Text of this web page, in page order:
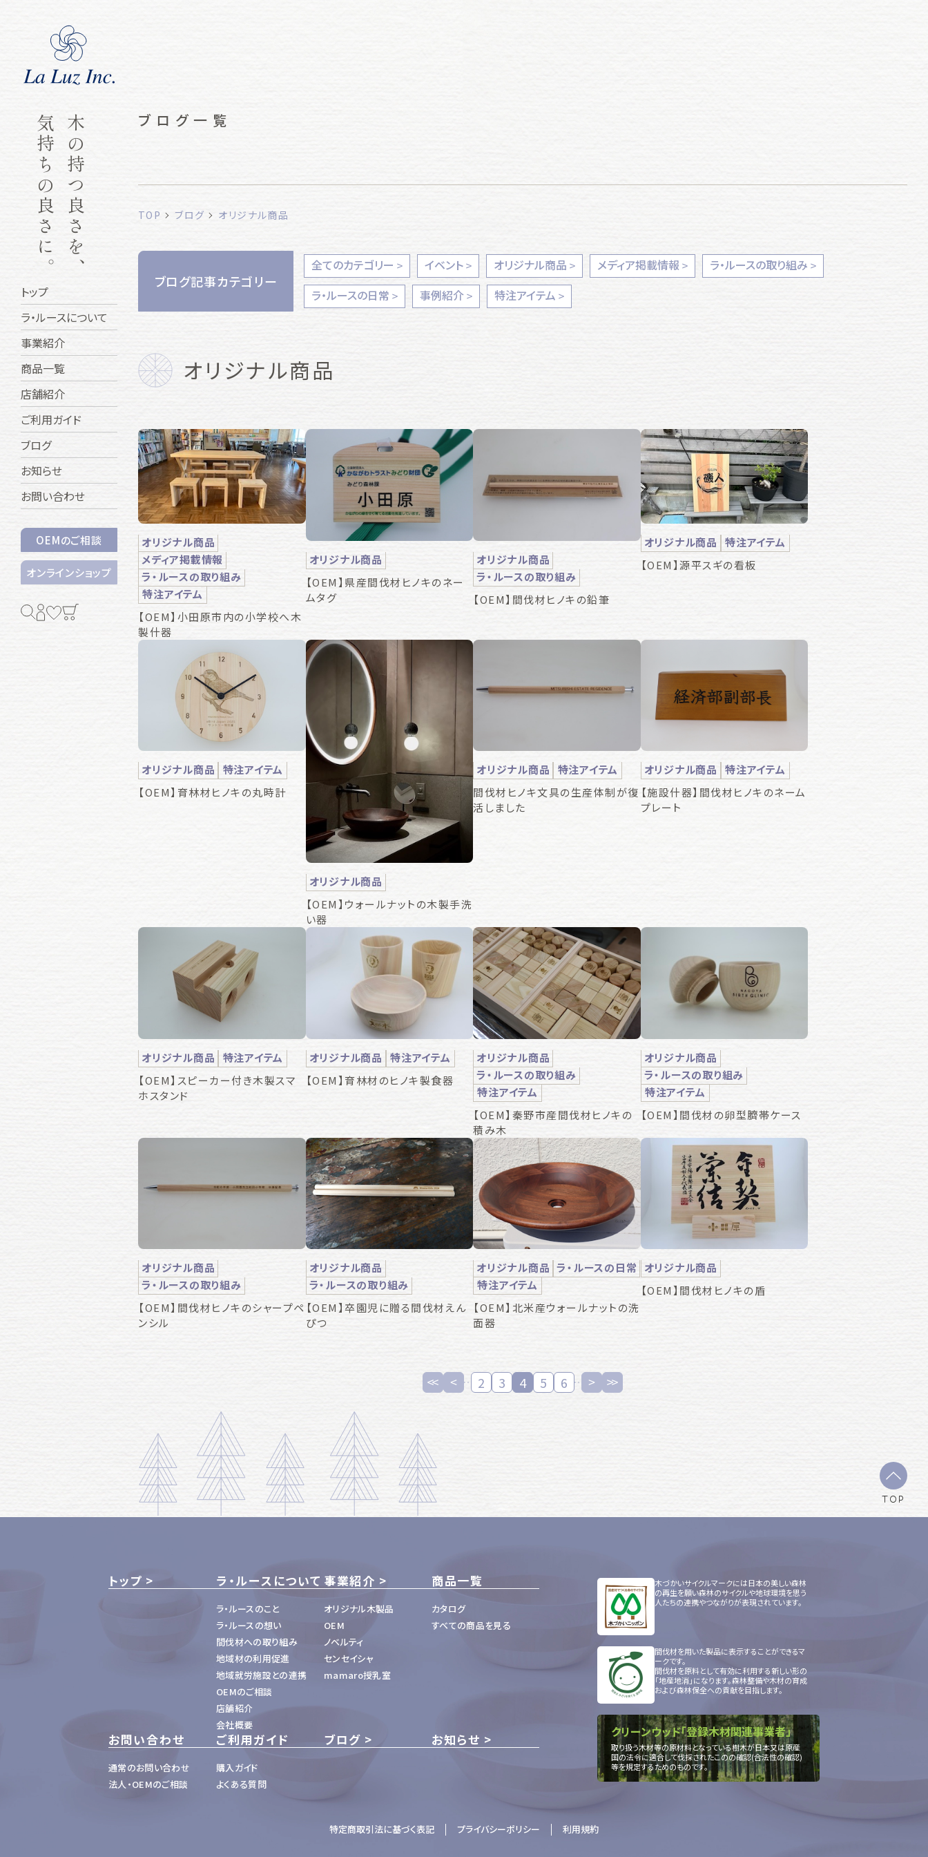
木の持つ良さを、
気持ちの良さに。
トップ
ラ・ルースについて
事業紹介
商品一覧
店舗紹介
ご利用ガイド
ブログ
お知らせ
お問い合わせ
OEMのご相談
オンラインショップ
ブログ一覧
TOP ブログ オリジナル商品
ブログ記事カテゴリー
全てのカテゴリー イベント オリジナル商品 メディア掲載情報
ラ・ルースの取り組み
ラ・ルースの日常
事例紹介 特注アイテム
オリジナル商品
オリジナル商品
メディア掲載情報
ラ・ルースの取り組み
特注アイテム
【OEM】小田原市内の小学校へ木
製什器
オリジナル商品
【OEM】県産間伐材ヒノキのネー
ムタグ
オリジナル商品
ラ・ルースの取り組み
【OEM】間伐材ヒノキの鉛筆
オリジナル商品
特注アイテム
【OEM】源平スギの看板
オリジナル商品
特注アイテム
【OEM】育林材ヒノキの丸時計
オリジナル商品
【OEM】ウォールナットの木製手洗
い器
オリジナル商品
特注アイテム
間伐材ヒノキ文具の生産体制が復
活しました
オリジナル商品
特注アイテム
【施設什器】間伐材ヒノキのネーム
プレート
オリジナル商品
特注アイテム
【OEM】スピーカー付き木製スマ
ホスタンド
オリジナル商品
特注アイテム
【OEM】育林材のヒノキ製食器
オリジナル商品
ラ・ルースの取り組み
特注アイテム
【OEM】秦野市産間伐材ヒノキの
積み木
オリジナル商品
ラ・ルースの取り組み
特注アイテム
【OEM】間伐材の卵型臍帯ケース
オリジナル商品
ラ・ルースの取り組み
【OEM】間伐材ヒノキのシャープペ
ンシル
オリジナル商品
ラ・ルースの取り組み
【OEM】卒園児に贈る間伐材えん
ぴつ
オリジナル商品 ラ・ルースの日常
特注アイテム
【OEM】北米産ウォールナットの洗
面器
オリジナル商品
【OEM】間伐材ヒノキの盾
2 3 4 5 6
TOP
トップ ラ・ルースについて
ラ・ルースのこと
ラ・ルースの想い
間伐材への取り組み
地域材の利用促進
地域就労施設との連携
OEMのご相談
店舗紹介
会社概要
事業紹介
オリジナル木製品
OEM
ノベルティ
センセイシャ
mamaro授乳室
商品一覧
カタログ
すべての商品を見る
お問い合わせ
通常のお問い合わせ
法人・OEMのご相談
ご利用ガイド
購入ガイド
よくある質問
ブログ お知らせ
木づかいサイクルマークには日本の美しい森林
の再生を願い森林のサイクルや地球環境を思う
人たちの連携やつながりが表現されています。
間伐材を用いた製品に表示することができるマ
ークです。
間伐材を原料として有効に利用する新しい形の
「地産地消」になります。森林整備や木材の育成
および森林保全への貢献を目指します。
クリーンウッド「登録木材関連事業者」
取り扱う木材等の原材料となっている樹木が日本又は原産
国の法令に適合して伐採されたこのの確認(合法性の確認)
等を規定するためのものです。
特定商取引法に基づく表記 プライバシーポリシー 利用規約